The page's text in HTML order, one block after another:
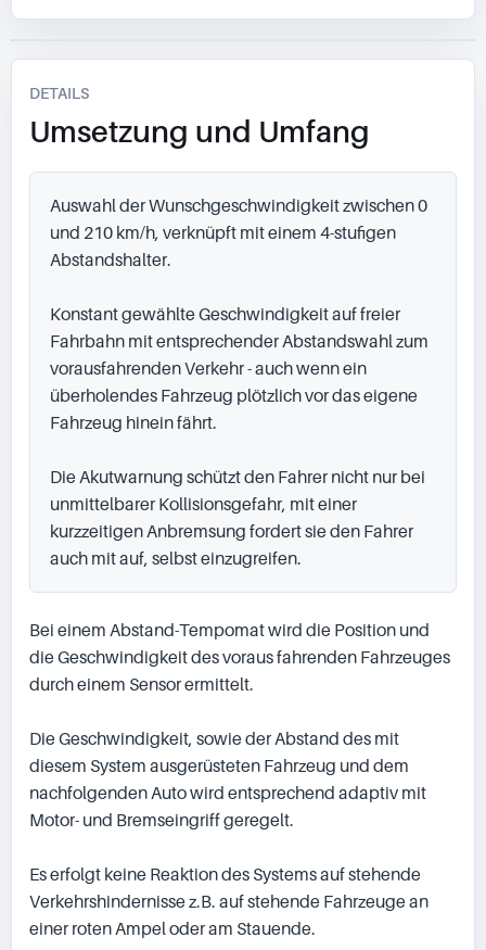
DETAILS
Umsetzung und Umfang
Auswahl der Wunschgeschwindigkeit zwischen 0
und 210 km/h, verknüpft mit einem 4-stufigen
Abstandshalter.
Konstant gewählte Geschwindigkeit auf freier
Fahrbahn mit entsprechender Abstandswahl zum
vorausfahrenden Verkehr - auch wenn ein
überholendes Fahrzeug plötzlich vor das eigene
Fahrzeug hinein fährt.
Die Akutwarnung schützt den Fahrer nicht nur bei
unmittelbarer Kollisionsgefahr, mit einer
kurzzeitigen Anbremsung fordert sie den Fahrer
auch mit auf, selbst einzugreifen.
Bei einem Abstand-Tempomat wird die Position und
die Geschwindigkeit des voraus fahrenden Fahrzeuges
durch einem Sensor ermittelt.
Die Geschwindigkeit, sowie der Abstand des mit
diesem System ausgerüsteten Fahrzeug und dem
nachfolgenden Auto wird entsprechend adaptiv mit
Motor- und Bremseingriff geregelt.
Es erfolgt keine Reaktion des Systems auf stehende
Verkehrshindernisse z.B. auf stehende Fahrzeuge an
einer roten Ampel oder am Stauende.